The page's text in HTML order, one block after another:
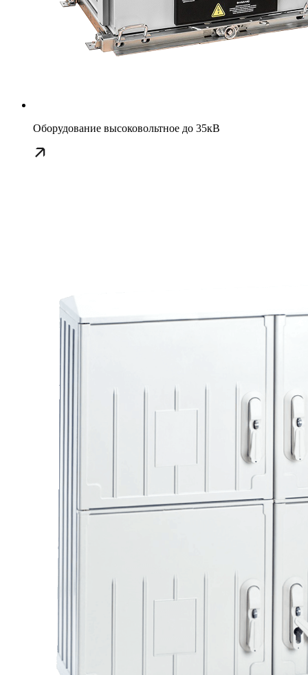
Оборудование высоковольтное до 35кВ